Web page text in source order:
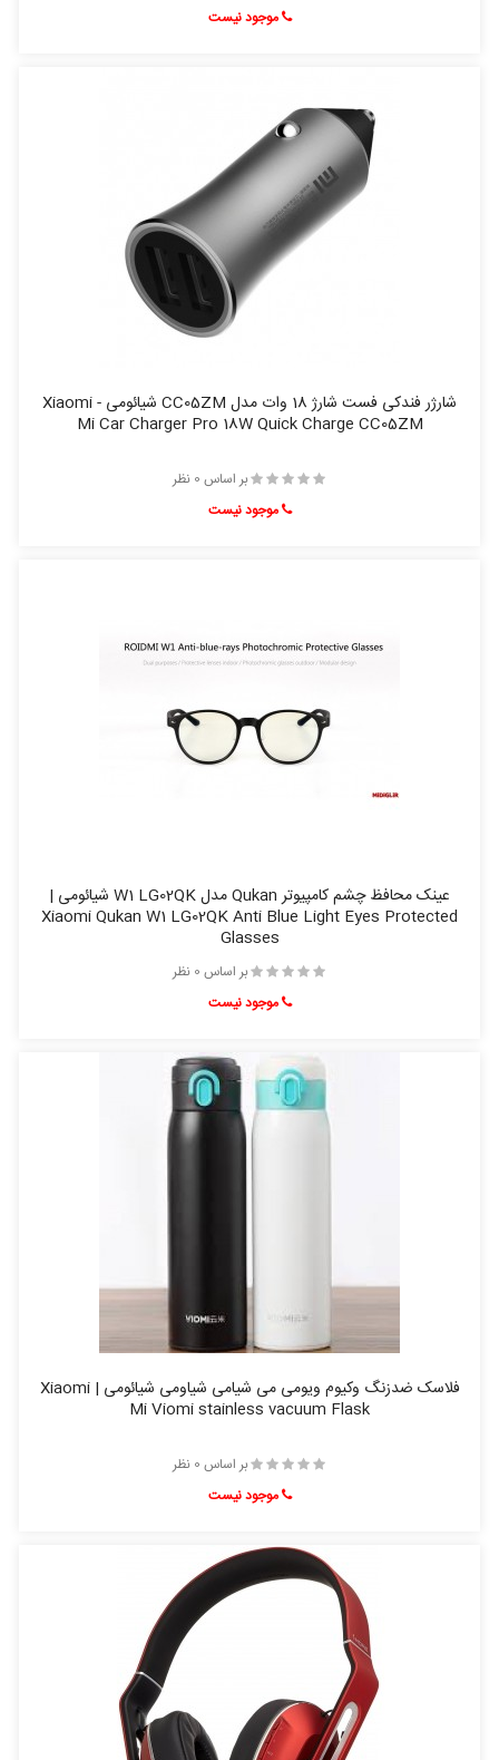
موجود نیست
شارژر فندکی فست شارژ 18 وات مدل CC05ZM شیائومی - Xiaomi
Mi Car Charger Pro 18W Quick Charge CC05ZM
بر اساس 0 نظر
موجود نیست
عینک محافظ چشم کامپیوتر Qukan مدل W1 LG02QK شیائومی |
Xiaomi Qukan W1 LG02QK Anti Blue Light Eyes Protected
Glasses
بر اساس 0 نظر
موجود نیست
فلاسک ضدزنگ وکیوم ویومی می شیامی شیاومی شیائومی | Xiaomi
Mi Viomi stainless vacuum Flask
بر اساس 0 نظر
موجود نیست